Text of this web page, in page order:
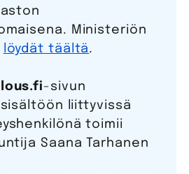
Ministeriön
löydät täältä.
-sivun
liittyvissä
toimii
Saana Tarhanen